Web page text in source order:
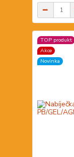
TOP produkt
Akce
Novinka